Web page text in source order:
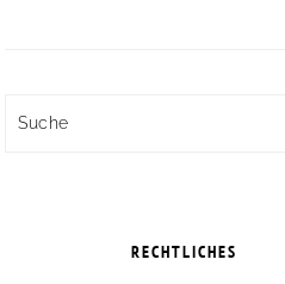
Suche
RECHTLICHES